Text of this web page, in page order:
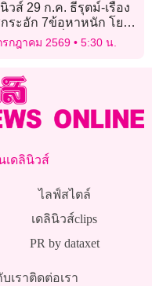
วส์ 29 ก.ค. ธีรุตม์-เรือง
กระอัก 7ข้อหาหนัก โยง
ตสอบท้องถิ่น
รกฎาคม 2569 5:30 น.
เดลินิวส์
ไลฟ์สไตล์
เดลินิวส์clips
PR by dataxet
เราติดต่อเรา